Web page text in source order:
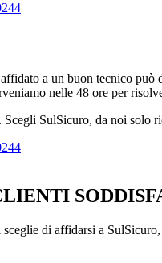
a un buon tecnico può
nelle 48 ore per
Scegli SulSicuro, da noi solo
di affidarsi a